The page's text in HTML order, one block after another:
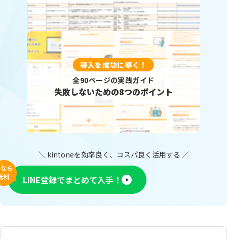
導入を成功に導く！
全90ページの実践ガイド
失敗しないための8つのポイント
＼ kintoneを効率良く、コスパ良く活用する ／
ら
料
LINE登録でまとめて入手！